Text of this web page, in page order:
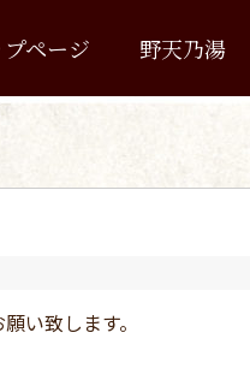
プページ 野天乃湯
い致します。